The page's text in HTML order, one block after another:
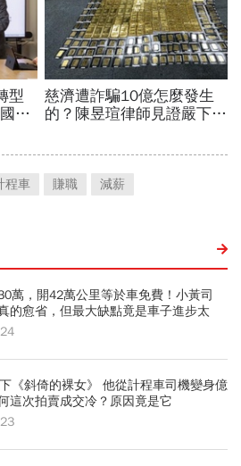
程車 賺職 減薪
萬，開42萬公里等於車免費！小黃司
的愈省，但最大缺點竟是車子進步太
《斜倚的裸女》 他從計程車司機變身億
這次拍賣成交冷？原因竟是它